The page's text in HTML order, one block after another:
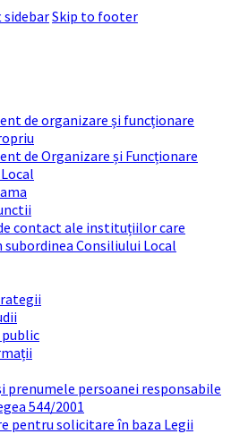
sidebarSkip to footer
de organizare și funcționare
de Organizare și Funcționare
contact ale instituțiilor care
subordinea Consiliului Local
prenumele persoanei responsabile
544/2001
pentru solicitare în baza Legii